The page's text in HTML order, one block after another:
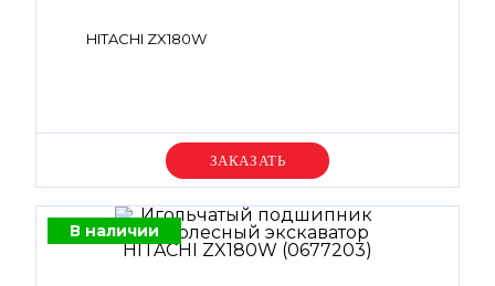
HITACHI ZX180W
Уточняйте цену
В наличии